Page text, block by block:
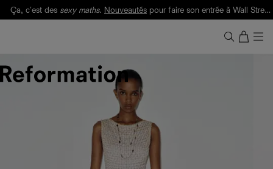
Ça, c'est des sexy maths. Nouveautés pour faire son entrée à Wall Street.